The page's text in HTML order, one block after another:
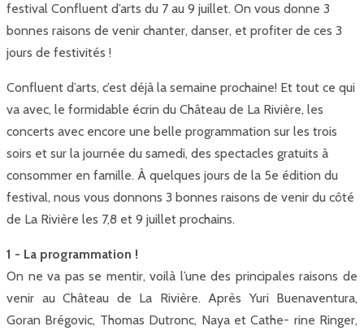
festival Confluent d’arts du 7 au 9 juillet. On vous donne 3
bonnes raisons de venir chanter, danser, et profiter de ces 3
jours de festivités !
Confluent d’arts, c’est déjà la semaine prochaine! Et tout ce qui
va avec, le formidable écrin du Château de La Rivière, les
concerts avec encore une belle programmation sur les trois
soirs et sur la journée du samedi, des spectacles gratuits à
consommer en famille. À quelques jours de la 5e édition du
festival, nous vous donnons 3 bonnes raisons de venir du côté
de La Rivière les 7,8 et 9 juillet prochains.
1 - La programmation !
On ne va pas se mentir, voilà l’une des principales raisons de
venir au Château de La Rivière. Après Yuri Buenaventura,
Goran Brégovic, Thomas Dutronc, Naya et Cathe- rine Ringer,